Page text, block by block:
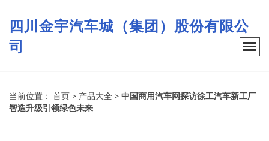
四川金宇汽车城（集团）股份有限公
司
当前位置： 首页 > 产品大全 > 中国商用汽车网探访徐工汽车新工厂
智造升级引领绿色未来